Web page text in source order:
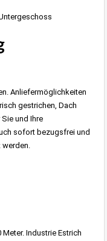
Anliefermöglichkeiten
gestrichen, Dach
und Ihre
sofort bezugsfrei und
werden.
Industrie Estrich